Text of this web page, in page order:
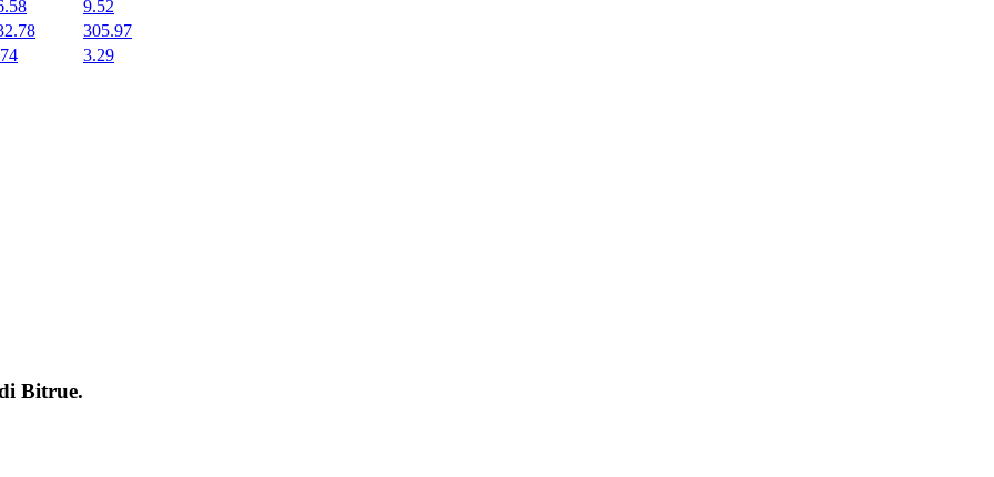
9.52
305.97
3.29
Bitrue.